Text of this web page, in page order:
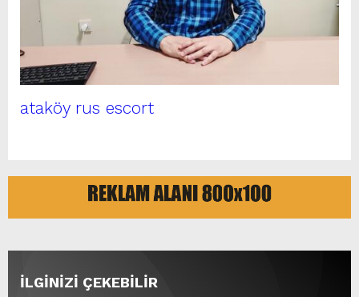
ataköy rus escort
İLGİNİZİ ÇEKEBİLİR